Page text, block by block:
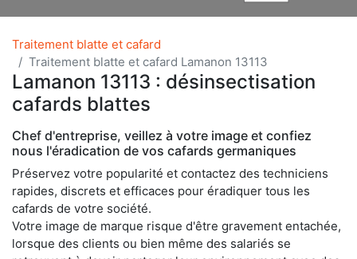
Traitement blatte et cafard
Traitement blatte et cafard Lamanon 13113
Lamanon 13113 : désinsectisation
cafards blattes
Chef d'entreprise, veillez à votre image et confiez
nous l'éradication de vos cafards germaniques
Préservez votre popularité et contactez des techniciens
rapides, discrets et efficaces pour éradiquer tous les
cafards de votre société.
Votre image de marque risque d'être gravement entachée,
lorsque des clients ou bien même des salariés se